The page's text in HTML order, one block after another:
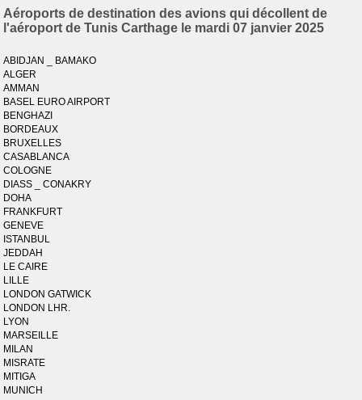
Aéroports de destination des avions qui décollent de
l'aéroport de Tunis Carthage le mardi 07 janvier 2025
ABIDJAN _ BAMAKO
ALGER
AMMAN
BASEL EURO AIRPORT
BENGHAZI
BORDEAUX
BRUXELLES
CASABLANCA
COLOGNE
DIASS _ CONAKRY
DOHA
FRANKFURT
GENEVE
ISTANBUL
JEDDAH
LE CAIRE
LILLE
LONDON GATWICK
LONDON LHR.
LYON
MARSEILLE
MILAN
MISRATE
MITIGA
MUNICH